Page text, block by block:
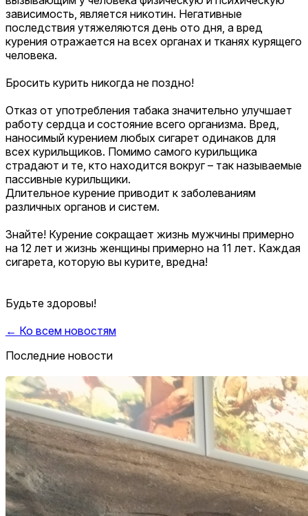
зависимость, является никотин. Негативные
последствия утяжеляются день ото дня, а вред
курения отражается на всех органах и тканях курящего
человека.
Бросить курить никогда не поздно!
Отказ от употребления табака значительно улучшает
работу сердца и состояние всего организма. Вред,
наносимый курением любых сигарет одинаков для
всех курильщиков. Помимо самого курильщика
страдают и те, кто находится вокруг – так называемые
пассивные курильщики.
Длительное курение приводит к заболеваниям
различных органов и систем.
Знайте! Курение сокращает жизнь мужчины примерно
на 12 лет и жизнь женщины примерно на 11 лет. Каждая
сигарета, которую вы курите, вредна!
Будьте здоровы!
← Ко всем новостям
Последние новости